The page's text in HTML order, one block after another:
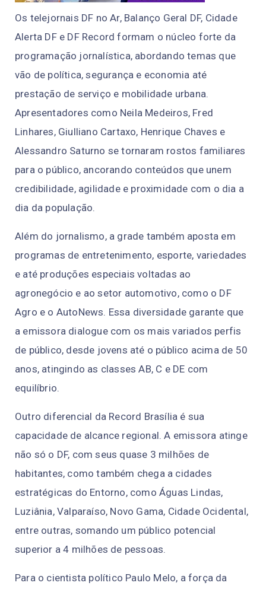
Os telejornais DF no Ar, Balanço Geral DF, Cidade
Alerta DFe DF Record formam o núcleo forte da
programação jornalística, abordando temas que
vão de política, segurança e economia até
prestação de serviço e mobilidade urbana.
Apresentadores como Neila Medeiros, Fred
Linhares, Giulliano Cartaxo, Henrique Chaves e
Alessandro Saturno se tornaram rostos familiares
para o público, ancorando conteúdos que unem
credibilidade, agilidade e proximidade com o dia a
dia da população.
Além do jornalismo, a grade também aposta em
programas de entretenimento, esporte, variedades
e até produções especiais voltadas ao
agronegócio e ao setor automotivo, como o DF
Agro e o AutoNews. Essa diversidade garante que
a emissora dialogue com os mais variados perfis
de público, desde jovens até o público acima de 50
anos, atingindo as classes AB, C e DE com
equilíbrio.
Outro diferencial da Record Brasília é sua
capacidade de alcance regional. A emissora atinge
não só o DF, com seus quase 3 milhões de
habitantes, como também chega a cidades
estratégicas do Entorno, como Águas Lindas,
Luziânia, Valparaíso, Novo Gama, Cidade Ocidental,
entre outras, somando um público potencial
superior a 4 milhões de pessoas.
Para o cientista político Paulo Melo, a força da